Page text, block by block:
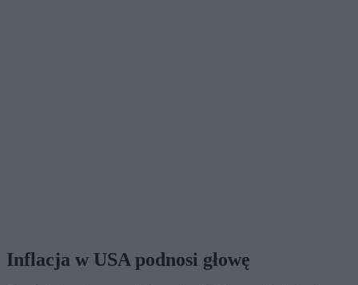
Inflacja w USA podnosi głowę